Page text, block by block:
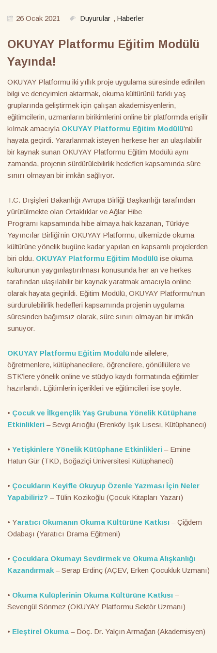
26 Ocak 2021 Duyurular , Haberler
OKUYAY Platformu Eğitim Modülü
Yayında!
OKUYAY Platformu iki yıllık proje uygulama süresinde edinilen
bilgi ve deneyimleri aktarmak, okuma kültürünü farklı yaş
gruplarında geliştirmek için çalışan akademisyenlerin,
eğitimcilerin, uzmanların birikimlerini online bir platformda erişilir
kılmak amacıyla OKUYAY Platformu Eğitim Modülü’nü
hayata geçirdi. Yararlanmak isteyen herkese her an ulaşılabilir
bir kaynak sunan OKUYAY Platformu Eğitim Modülü aynı
zamanda, projenin sürdürülebilirlik hedefleri kapsamında süre
sınırı olmayan bir imkân sağlıyor.
T.C. Dışişleri Bakanlığı Avrupa Birliği Başkanlığı tarafından
yürütülmekte olan Ortaklıklar ve Ağlar Hibe
Programı kapsamında hibe almaya hak kazanan, Türkiye
Yayıncılar Birliği’nin OKUYAY Platformu, ülkemizde okuma
kültürüne yönelik bugüne kadar yapılan en kapsamlı projelerden
biri oldu. OKUYAY Platformu Eğitim Modülü ise okuma
kültürünün yaygınlaştırılması konusunda her an ve herkes
tarafından ulaşılabilir bir kaynak yaratmak amacıyla online
olarak hayata geçirildi. Eğitim Modülü, OKUYAY Platformu’nun
sürdürülebilirlik hedefleri kapsamında projenin uygulama
süresinden bağımsız olarak, süre sınırı olmayan bir imkân
sunuyor.
OKUYAY Platformu Eğitim Modülü’nde ailelere,
öğretmenlere, kütüphanecilere, öğrencilere, gönüllülere ve
STK’lere yönelik online ve stüdyo kaydı formatında eğitimler
hazırlandı. Eğitimlerin içerikleri ve eğitimcileri ise şöyle:
• Çocuk ve İlkgençlik Yaş Grubuna Yönelik Kütüphane
Etkinlikleri – Sevgi Arıoğlu (Erenköy Işık Lisesi, Kütüphaneci)
• Yetişkinlere Yönelik Kütüphane Etkinlikleri – Emine
Hatun Gür (TKD, Boğaziçi Üniversitesi Kütüphaneci)
• Çocukların Keyifle Okuyup Özenle Yazması İçin Neler
Yapabiliriz? – Tülin Kozikoğlu (Çocuk Kitapları Yazarı)
• Yaratıcı Okumanın Okuma Kültürüne Katkısı – Çiğdem
Odabaşı (Yaratıcı Drama Eğitmeni)
• Çocuklara Okumayı Sevdirmek ve Okuma Alışkanlığı
Kazandırmak – Serap Erdinç (AÇEV, Erken Çocukluk Uzmanı)
• Okuma Kulüplerinin Okuma Kültürüne Katkısı –
Sevengül Sönmez (OKUYAY Platformu Sektör Uzmanı)
• Eleştirel Okuma – Doç. Dr. Yalçın Armağan (Akademisyen)